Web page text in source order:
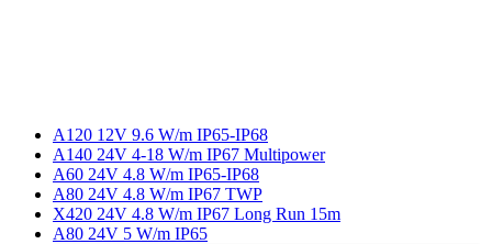
A120 12V 9.6 W/m IP65-IP68
A140 24V 4-18 W/m IP67 Multipower
A60 24V 4.8 W/m IP65-IP68
A80 24V 4.8 W/m IP67 TWP
X420 24V 4.8 W/m IP67 Long Run 15m
A80 24V 5 W/m IP65